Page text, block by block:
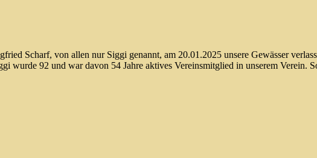
Scharf, von allen nur Siggi genannt, am 20.01.2025 unsere Gewässer
wurde 92 und war davon 54 Jahre aktives Vereinsmitglied in unserem Verein.